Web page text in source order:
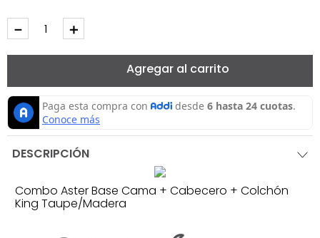
＋
－
Agregar al carrito
DESCRIPCIÓN
Combo Aster Base Cama + Cabecero + Colchón
King Taupe/Madera